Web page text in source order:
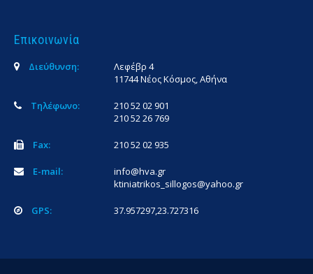
Επικοινωνία
Διεύθυνση:
Λεφέβρ 4
11744 Νέος Κόσμος, Αθήνα
Τηλέφωνο:
210 52 02 901
210 52 26 769
Fax: 210 52 02 935
E-mail:
info@hva.gr
ktiniatrikos_sillogos@yahoo.gr
GPS: 37.957297,23.727316